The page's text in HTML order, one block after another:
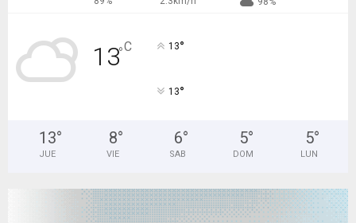
13°C 13°
13°
13°
JUE
8°
VIE
6°
SAB
5°
DOM
5°
LUN